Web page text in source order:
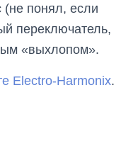
(не понял, если
переключатель,
«выхлопом».
Electro-Harmonix.